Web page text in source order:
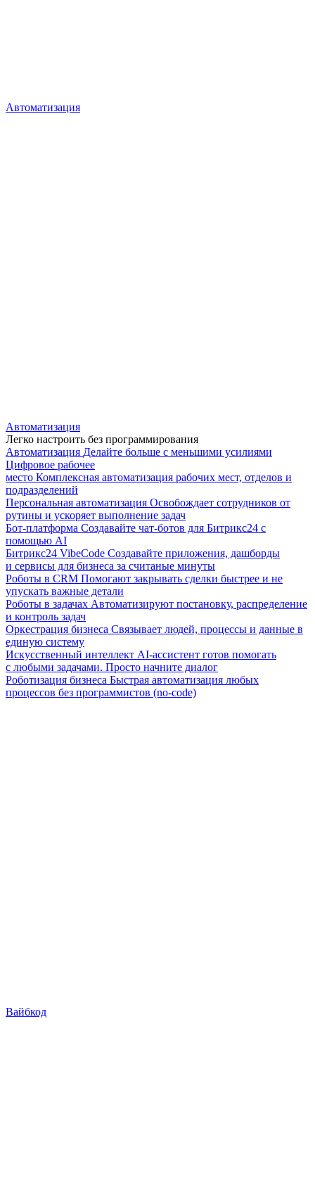
Автоматизация
Автоматизация
Легко настроить без программирования
Автоматизация Делайте больше с меньшими усилиями
Цифровое рабочее
место Комплексная автоматизация рабочих мест, отделов и
подразделений
Персональная автоматизация Освобождает сотрудников от
рутины и ускоряет выполнение задач
Бот-платформа Создавайте чат-ботов для Битрикс24 с
помощью AI
Битрикс24 VibeCode Создавайте приложения, дашборды
и сервисы для бизнеса за считаные минуты
Роботы в CRM Помогают закрывать сделки быстрее и не
упускать важные детали
Роботы в задачах Автоматизируют постановку, распределение
и контроль задач
Оркестрация бизнеса Связывает людей, процессы и данные в
единую систему
Искусственный интеллект AI-ассистент готов помогать
с любыми задачами. Просто начните диалог
Роботизация бизнеса Быстрая автоматизация любых
процессов без программистов (no-code)
Вайбкод